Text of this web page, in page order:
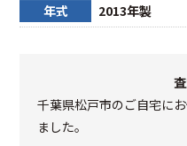
年式 2013年製
千葉県松戸市のご自宅に
ました。